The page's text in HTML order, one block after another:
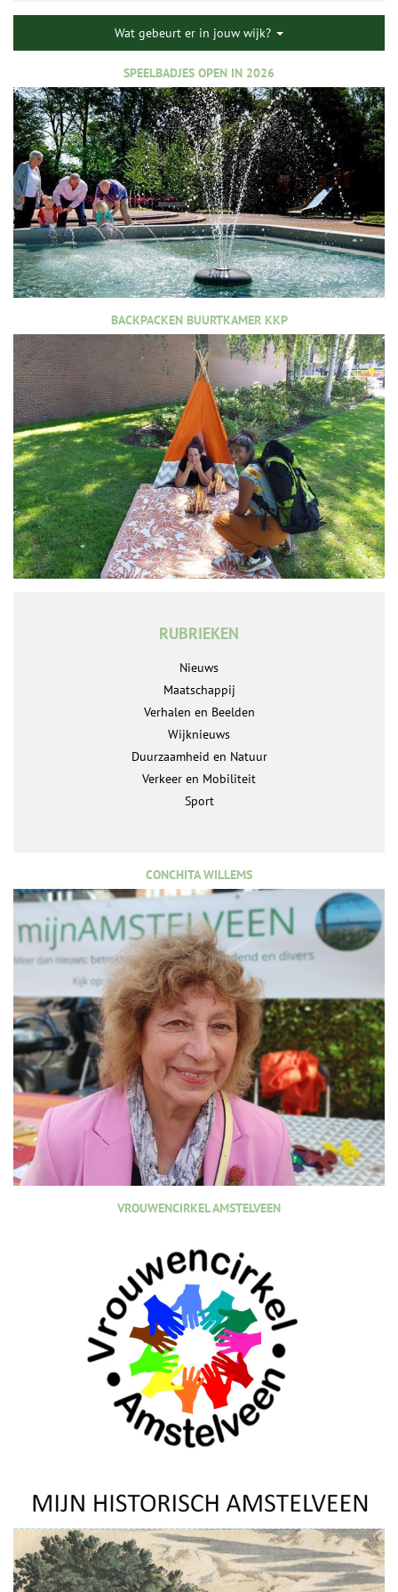
Wat gebeurt er in jouw wijk?
SPEELBADJES OPEN IN 2026
BACKPACKEN BUURTKAMER KKP
RUBRIEKEN
Nieuws
Maatschappij
Verhalen en Beelden
Wijknieuws
Duurzaamheid en Natuur
Verkeer en Mobiliteit
Sport
CONCHITA WILLEMS
VROUWENCIRKEL AMSTELVEEN